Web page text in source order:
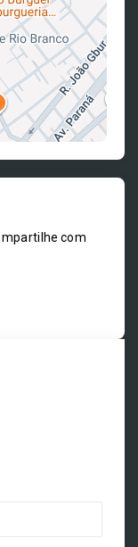
com